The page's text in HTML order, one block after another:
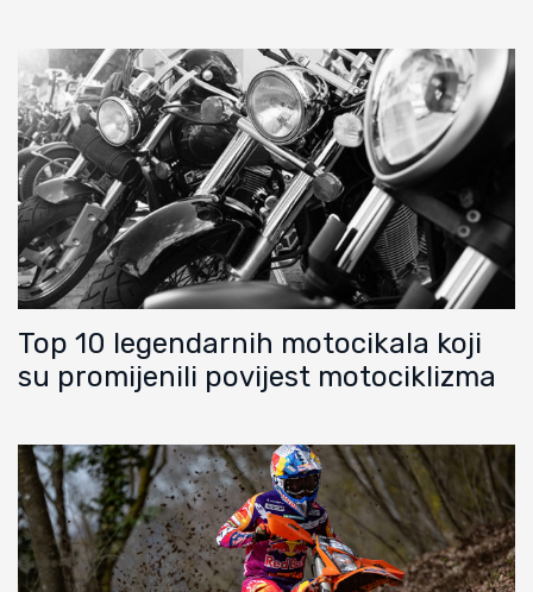
Top 10 legendarnih motocikala koji
su promijenili povijest motociklizma